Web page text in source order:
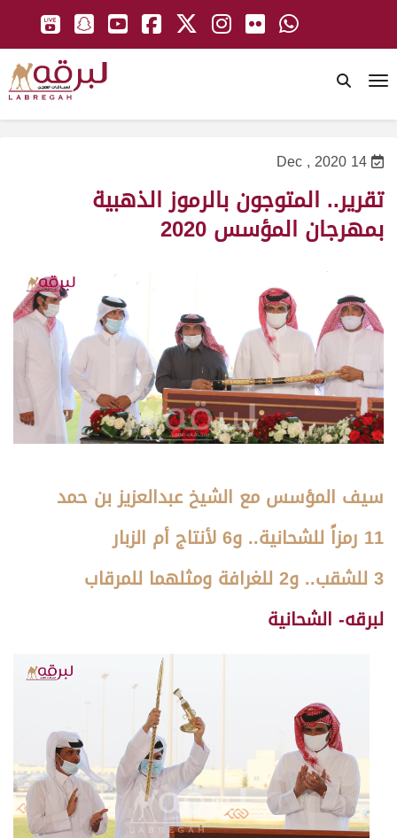
14 Dec , 2020
تقرير.. المتوجون بالرموز الذهبية
بمهرجان المؤسس 2020
سيف المؤسس مع الشيخ عبدالعزيز بن حمد
11 رمزاً للشحانية.. و6 لأنتاج أم الزبار
3 للشقب.. و2 للغرافة ومثلهما للمرقاب
لبرقه- الشحانية